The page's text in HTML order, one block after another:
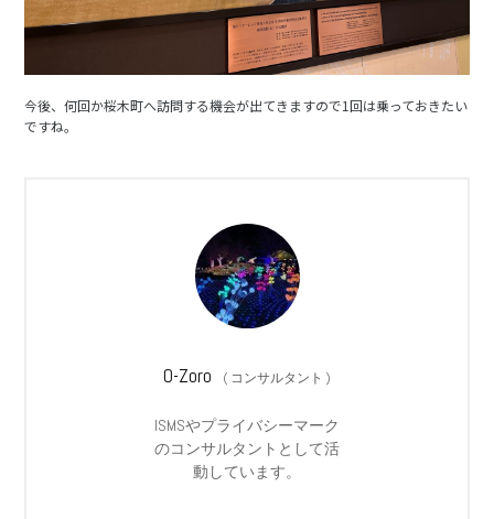
今後、何回か桜木町へ訪問する機会が出てきますので1回は乗っておきたい
ですね。
O-Zoro ( コンサルタント )
ISMSやプライバシーマーク
のコンサルタントとして活
動しています。